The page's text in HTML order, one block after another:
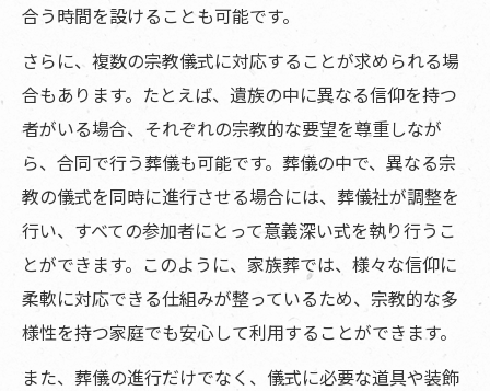
合う時間を設けることも可能です。
さらに、複数の宗教儀式に対応することが求められる場
合もあります。たとえば、遺族の中に異なる信仰を持つ
者がいる場合、それぞれの宗教的な要望を尊重しなが
ら、合同で行う葬儀も可能です。葬儀の中で、異なる宗
教の儀式を同時に進行させる場合には、葬儀社が調整を
行い、すべての参加者にとって意義深い式を執り行うこ
とができます。このように、家族葬では、様々な信仰に
柔軟に対応できる仕組みが整っているため、宗教的な多
様性を持つ家庭でも安心して利用することができます。
また、葬儀の進行だけでなく、儀式に必要な道具や装飾